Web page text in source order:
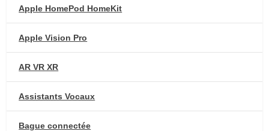
Apple HomePod HomeKit
Apple Vision Pro
AR VR XR
Assistants Vocaux
Bague connectée